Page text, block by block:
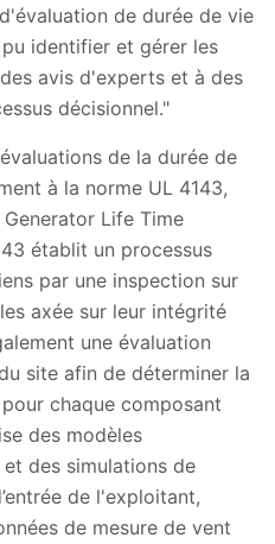
de durée de vie
identifier et gérer les
avis d'experts et à des
décisionnel."
de la durée de
à la norme UL 4143,
Life Time
établit un processus
par une inspection sur
axée sur leur intégrité
une évaluation
site afin de déterminer la
chaque composant
des modèles
des simulations de
de l'exploitant,
de mesure de vent